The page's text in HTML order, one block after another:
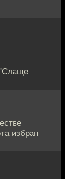
"Слаще
избран